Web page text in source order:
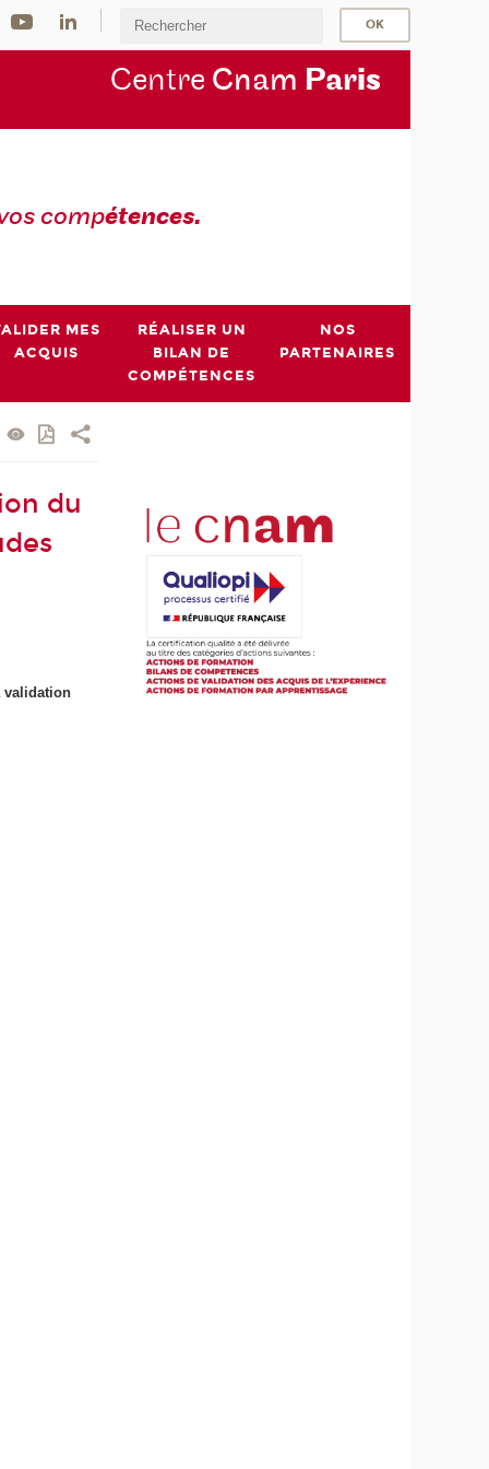
Centre Cnam Paris
compétences.
MES
ACQUIS
RÉALISER UN
BILAN DE
COMPÉTENCES
NOS
PARTENAIRES
du
validation